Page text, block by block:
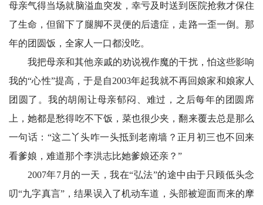
母亲气得当场就脑溢血突发，幸亏及时送到医院抢救才保住
了生命，但留下了腿脚不灵便的后遗症，走路一歪一倒。那
年的团圆饭，全家人一口都没吃。
我把母亲和其他亲戚的劝说视作魔的干扰，怕这些影响
我的“心性”提高，于是自2003年起我就不再回娘家和娘家人
团圆了。我的胡闹让母亲郁闷、难过，之后每年的团圆席
上，她都是愁得吃不下饭，菜也很少夹，翻来覆去总是那么
一句话：“这二丫头咋一头抵到老南墙？正月初三也不回来
看爹娘，难道那个李洪志比她爹娘还亲？”
2007年7月的一天，我在“弘法”的途中由于只顾低头念
叨“九字真言”，结果误入了机动车道，头部被迎面而来的摩